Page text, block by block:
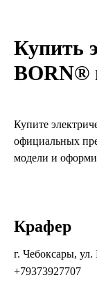
Купить
BORN®
Купите
официальных
модели и
Крафер
г. Чебоксары,
+79373927707